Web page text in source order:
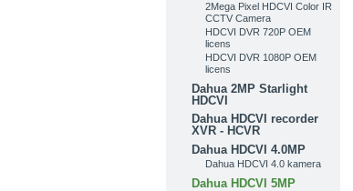
2Mega Pixel HDCVI Color IR
CCTV Camera
HDCVI DVR 720P OEM
licens
HDCVI DVR 1080P OEM
licens
Dahua 2MP Starlight
HDCVI
Dahua HDCVI recorder
XVR - HCVR
Dahua HDCVI 4.0MP
Dahua HDCVI 4.0 kamera
Dahua HDCVI 5MP